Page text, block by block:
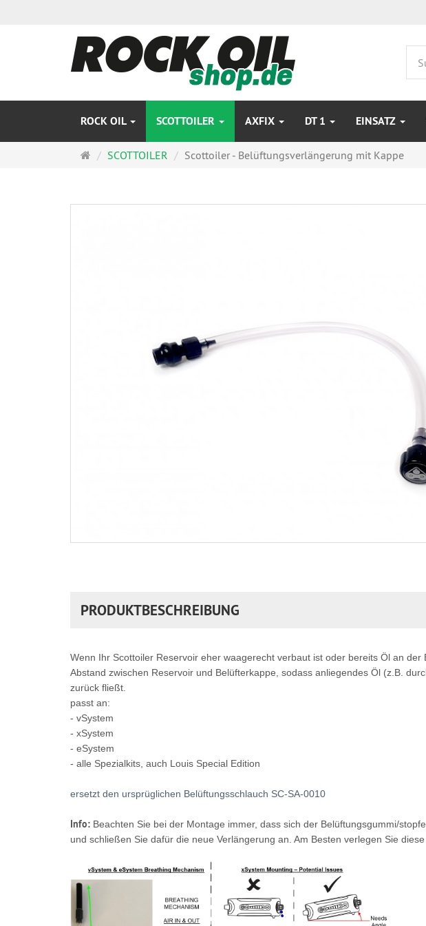
ROCK OIL SCOTTOILER AXFIX DT 1 EINSATZ
Startseite
SCOTTOILER Scottoiler - Belüftungsverlängerung mit Kappe
PRODUKTBESCHREIBUNG
Wenn Ihr Scottoiler Reservoir eher waagerecht verbaut ist oder bereits Öl an
Abstand zwischen Reservoir und Belüfterkappe, sodass anliegendes Öl (z.B.
zurück fließt.
passt an:
- vSystem
- xSystem
- eSystem
- alle Spezialkits, auch Louis Special Edition
ersetzt den ursprüglichen Belüftungsschlauch SC-SA-0010
Info: Beachten Sie bei der Montage immer, dass sich der Belüftungsgummi/
und schließen Sie dafür die neue Verlängerung an. Am Besten verlegen Sie